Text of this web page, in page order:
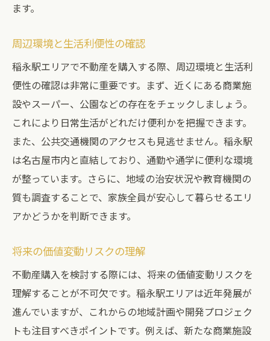
ます。
周辺環境と生活利便性の確認
稲永駅エリアで不動産を購入する際、周辺環境と生活利
便性の確認は非常に重要です。まず、近くにある商業施
設やスーパー、公園などの存在をチェックしましょう。
これにより日常生活がどれだけ便利かを把握できます。
また、公共交通機関のアクセスも見逃せません。稲永駅
は名古屋市内と直結しており、通勤や通学に便利な環境
が整っています。さらに、地域の治安状況や教育機関の
質も調査することで、家族全員が安心して暮らせるエリ
アかどうかを判断できます。
将来の価値変動リスクの理解
不動産購入を検討する際には、将来の価値変動リスクを
理解することが不可欠です。稲永駅エリアは近年発展が
進んでいますが、これからの地域計画や開発プロジェク
トも注目すべきポイントです。例えば、新たな商業施設